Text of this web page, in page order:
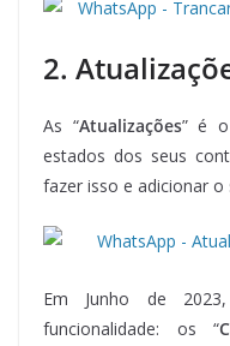
2.
As “Atualizações” é
estados dos seus
fazer isso e adicionar
Em Junho de
funcionalidade: os “